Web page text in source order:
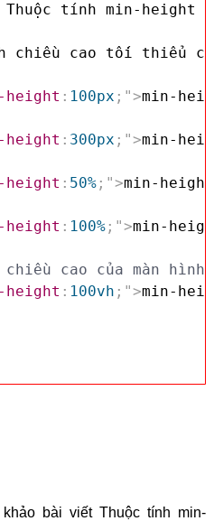
tính min-height
chiều cao tối thiểu
height : 100px ; ">min-
height : 300px ; ">min-
height : 50%; ">min-
height : 100%; ">min-
cao của màn
height : 100vh ; ">min-
bài viết Thuộc tính min-